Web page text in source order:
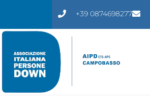
+39 0874698277